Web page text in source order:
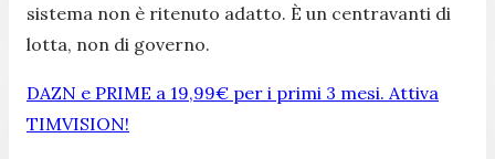
sistema non è ritenuto adatto. È un centravanti di
lotta, non di governo.
DAZN e PRIME a 19,99€ per i primi 3 mesi. Attiva
TIMVISION!